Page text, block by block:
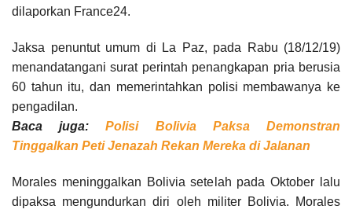
dilaporkan France24.
Jaksa penuntut umum di La Paz, pada Rabu (18/12/19)
menandatangani surat perintah penangkapan pria berusia
60 tahun itu, dan memerintahkan polisi membawanya ke
pengadilan.
Baca juga:Polisi Bolivia Paksa Demonstran
Tinggalkan Peti Jenazah Rekan Mereka di Jalanan
Morales meninggalkan Bolivia setelah pada Oktober lalu
dipaksa mengundurkan diri oleh militer Bolivia. Morales